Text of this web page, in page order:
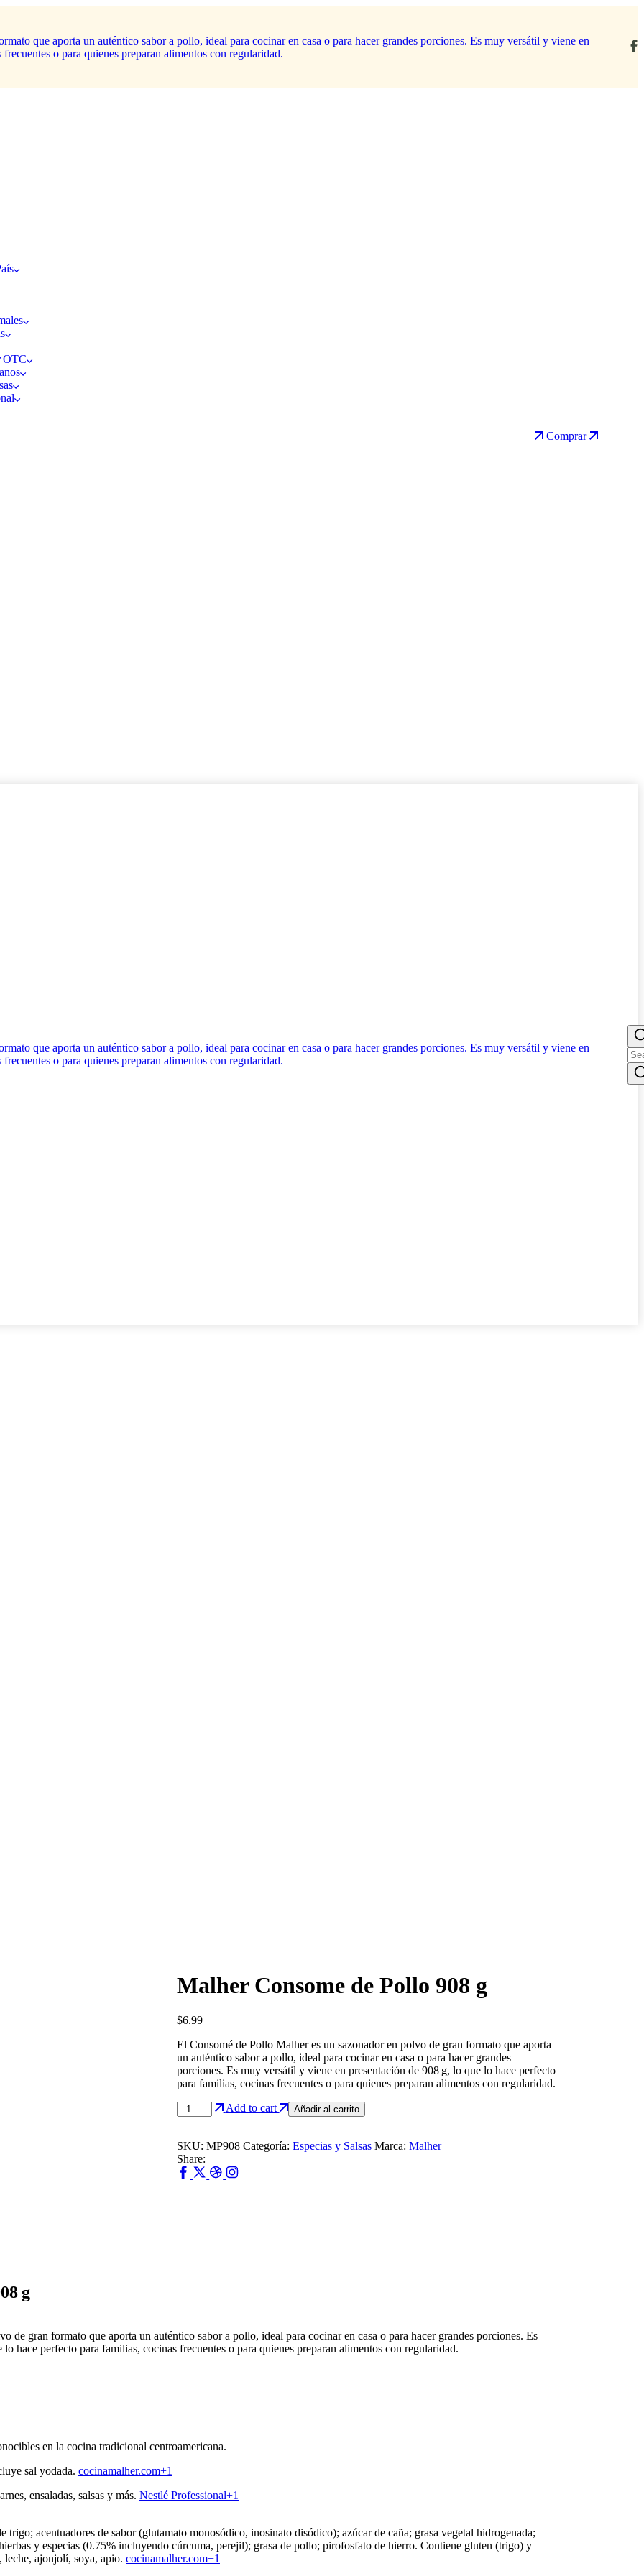
OTC
Comprar
Malher Consome de Pollo 908 g
$6.99
El Consomé de Pollo Malher es un sazonador en polvo de gran formato que aporta
un auténtico sabor a pollo, ideal para cocinar en casa o para hacer grandes
porciones. Es muy versátil y viene en presentación de 908 g, lo que lo hace perfecto
para familias, cocinas frecuentes o para quienes preparan alimentos con regularidad.
Add to cart
Añadir al carrito
SKU:MP908 Categoría:Especias y Salsas Marca:Malher
Share:
g
de gran formato que aporta un auténtico sabor a pollo, ideal para cocinar en casa o para hacer grandes porciones. Es
hace perfecto para familias, cocinas frecuentes o para quienes preparan alimentos con regularidad.
en la cocina tradicional centroamericana.
sal yodada. cocinamalher.com+1
ensaladas, salsas y más. Nestlé Professional+1
trigo; acentuadores de sabor (glutamato monosódico, inosinato disódico); azúcar de caña; grasa vegetal hidrogenada;
y especias (0.75% incluyendo cúrcuma, perejil); grasa de pollo; pirofosfato de hierro. Contiene gluten (trigo) y
leche, ajonjolí, soya, apio. cocinamalher.com+1